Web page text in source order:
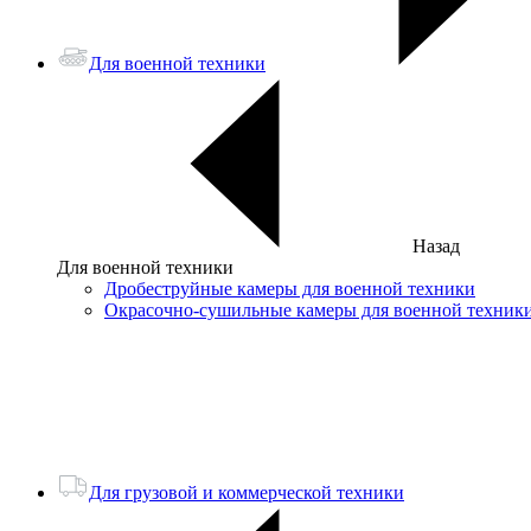
Для военной техники
Назад
Для военной техники
Дробеструйные камеры для военной техники
Окрасочно-сушильные камеры для военной
Для грузовой и коммерческой техники